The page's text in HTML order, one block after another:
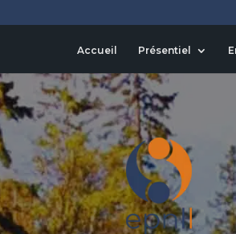
Accueil Présentiel